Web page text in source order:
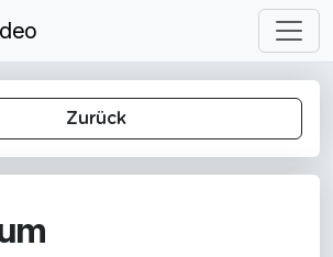
Zurück